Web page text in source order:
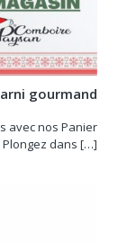
gourmand
avec nos Panier
dans […]